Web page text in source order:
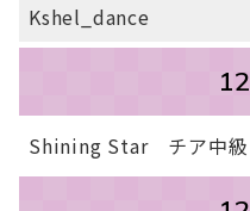
Kshel_dance
12
Shining Star チア中級